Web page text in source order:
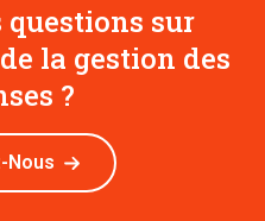
questions sur
la gestion des
?
Nous